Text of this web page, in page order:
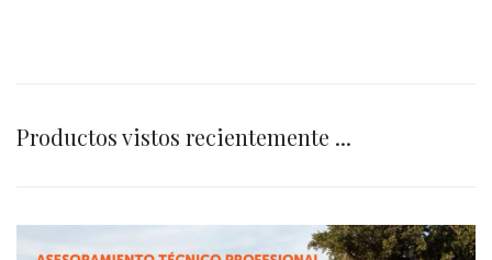
Productos vistos recientemente ...